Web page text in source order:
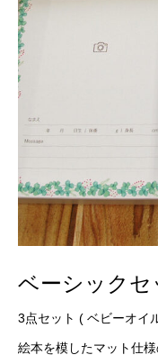
ベーシックセ
3点セット ( ベビーオイ
絵本を模したマット仕